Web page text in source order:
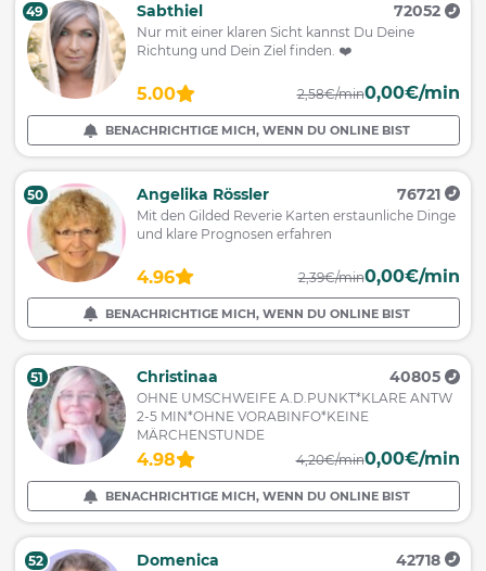
49 Sabthiel 72052
Nur mit einer klaren Sicht kannst Du Deine
Richtung und Dein Ziel finden. ❤️
5.00 2,58€/min0,00€/min
BENACHRICHTIGE MICH, WENN DU ONLINE BIST
50 Angelika Rössler 76721
Mit den Gilded Reverie Karten erstaunliche Dinge
und klare Prognosen erfahren
4.96 2,39€/min0,00€/min
BENACHRICHTIGE MICH, WENN DU ONLINE BIST
51 Christinaa 40805
OHNE UMSCHWEIFE A.D.PUNKT*KLARE ANTW
2-5 MIN*OHNE VORABINFO*KEINE
MÄRCHENSTUNDE
4.98 4,20€/min0,00€/min
BENACHRICHTIGE MICH, WENN DU ONLINE BIST
52 Domenica 42718